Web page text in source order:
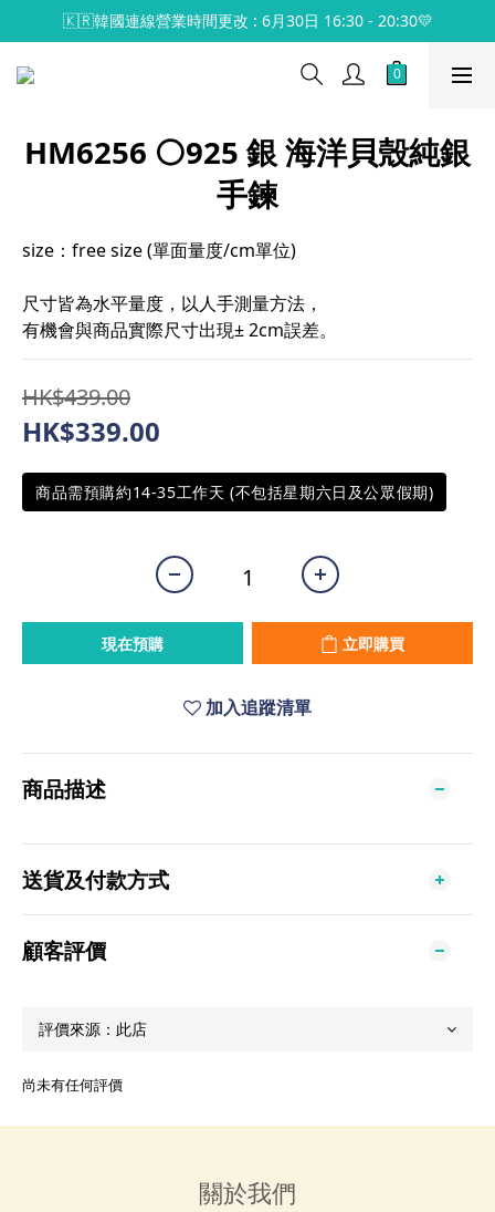
🇰🇷韓國連線營業時間更改 : 6月30日 16:30 - 20:30💛
HM6256 ⚪️925 銀 海洋貝殼純銀
手鍊
size：free size (單面量度/cm單位)
尺寸皆為水平量度，以人手測量方法，
有機會與商品實際尺寸出現± 2cm誤差。
HK$439.00
HK$339.00
商品需預購約14-35工作天 (不包括星期六日及公眾假期)
現在預購 立即購買
加入追蹤清單
商品描述
送貨及付款方式
顧客評價
尚未有任何評價
關於我們